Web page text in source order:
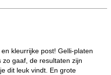
kleurrijke post! Gelli-platen
gaaf, de resultaten zijn
dit leuk vindt. En grote